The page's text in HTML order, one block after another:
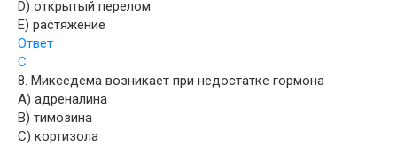
D) открытый перелом
E) растяжение
Ответ
С
8. Микседема возникает при недостатке гормона
A) адреналина
B) тимозина
C) кортизола